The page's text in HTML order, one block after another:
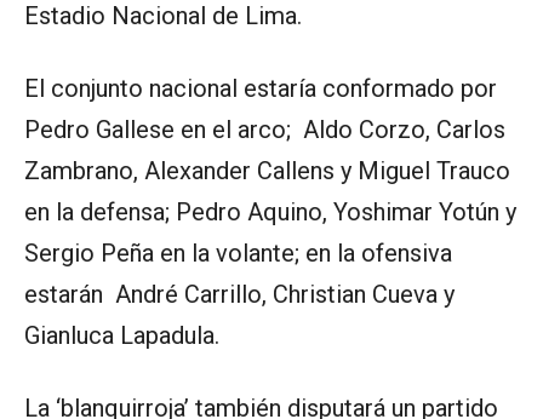
Estadio Nacional de Lima.
El conjunto nacional estaría conformado por
Pedro Gallese en el arco; Aldo Corzo, Carlos
Zambrano, Alexander Callens y Miguel Trauco
en la defensa; Pedro Aquino, Yoshimar Yotún y
Sergio Peña en la volante; en la ofensiva
estarán André Carrillo, Christian Cueva y
Gianluca Lapadula.
La ‘blanquirroja’ también disputará un partido